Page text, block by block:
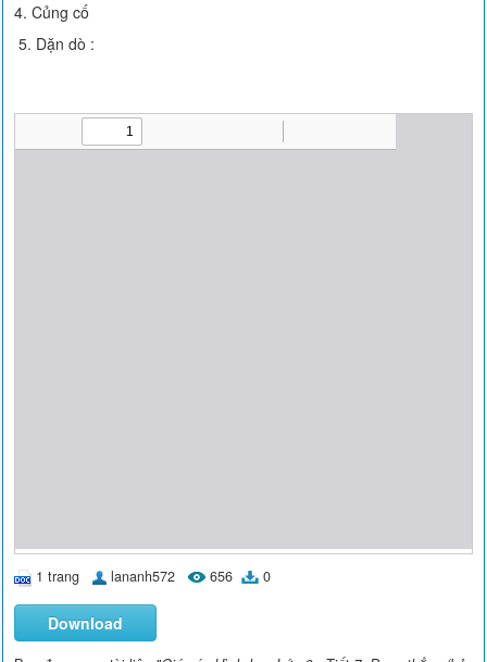
4. Củng cố
5. Dặn dò :
1 trang lananh572 656 0
Download